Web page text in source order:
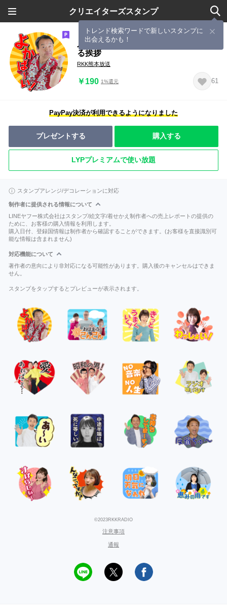
クリエイターズスタンプ
トレンド検索ワードで新しいスタンプに
出会えるかも！
人気者が大集合！RKKラジオ毎日使え
る挨拶
RKK熊本放送
￥190 1%還元 61
PayPay決済が利用できるようになりました
プレゼントする 購入する
LYPプレミアムで使い放題
スタンプアレンジ/デコレーションに対応
制作者に提供される情報について
LINEヤフー株式会社はスタンプ/絵文字/着せかえ制作者への売上レポートの提供の
ために、お客様の購入情報を利用します。
購入日付、登録国情報は制作者から確認することができます。(お客様を直接識別可
能な情報は含まれません)
対応機能について
著作者の意向により非対応になる可能性があります。購入後のキャンセルはできま
せん。
スタンプをタップするとプレビューが表示されます。
©2023RKKRADIO
注意事項
通報